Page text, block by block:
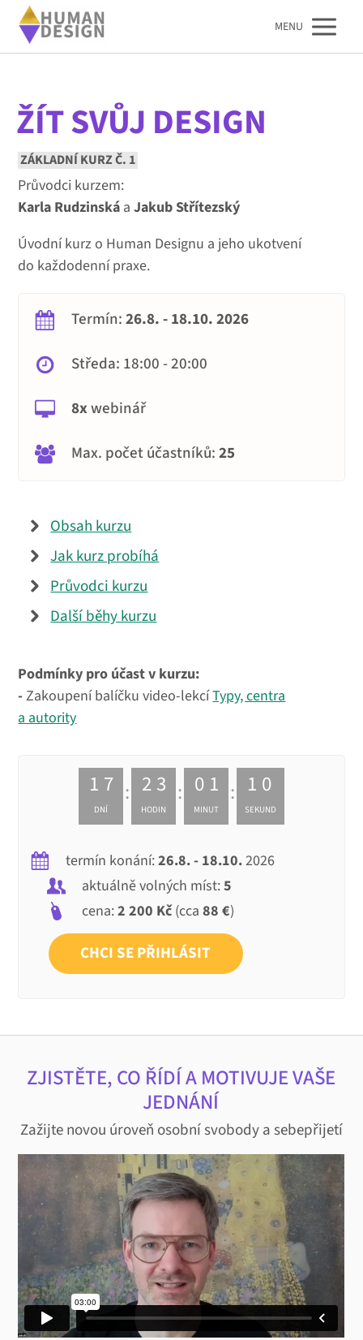
MENU
ŽÍT SVŮJ DESIGN
ZÁKLADNÍ KURZ Č. 1
Průvodci kurzem:
Karla Rudzinská aJakub Střítezský
Úvodní kurz o Human Designu a jeho ukotvení
do každodenní praxe.
Termín:26.8. - 18.10. 2026
Středa: 18:00 - 20:00
8xwebinář
Max. počet účastníků:25
Obsah kurzu
Jak kurz probíhá
Průvodci kurzu
Další běhy kurzu
Podmínky pro účast v kurzu:
-Zakoupení balíčku video-lekcíTypy, centra
a autority
1 7
DNÍ
2 3
HODIN
0 1
MINUT
0 9
SEKUND
termín konání:26.8. - 18.10.2026
aktuálně volných míst:5
cena:2 200 Kč(cca 88 €)
CHCI SE PŘIHLÁSIT
ZJISTĚTE, CO ŘÍDÍ A MOTIVUJE VAŠE
JEDNÁNÍ
Zažijte novou úroveň osobní svobody a sebepřijetí